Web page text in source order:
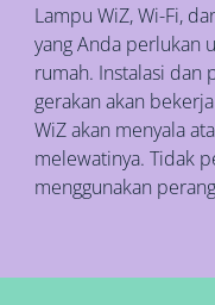
Lampu WiZ, Wi-Fi,
yang Anda perlukan
rumah. Instalasi dan
gerakan akan
WiZ akan menyala
melewatinya. Tidak
menggunakan